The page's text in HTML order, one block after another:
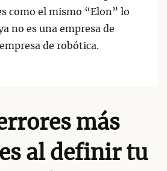
como el mismo “Elon” lo
no es una empresa de
de robótica.
más
al definir tu